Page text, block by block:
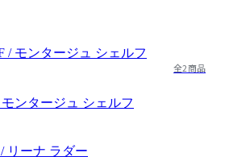
全2商品
ンタージュ シェルフ